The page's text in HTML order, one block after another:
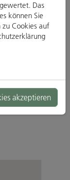
Das
können Sie
Cookies auf
akzeptieren